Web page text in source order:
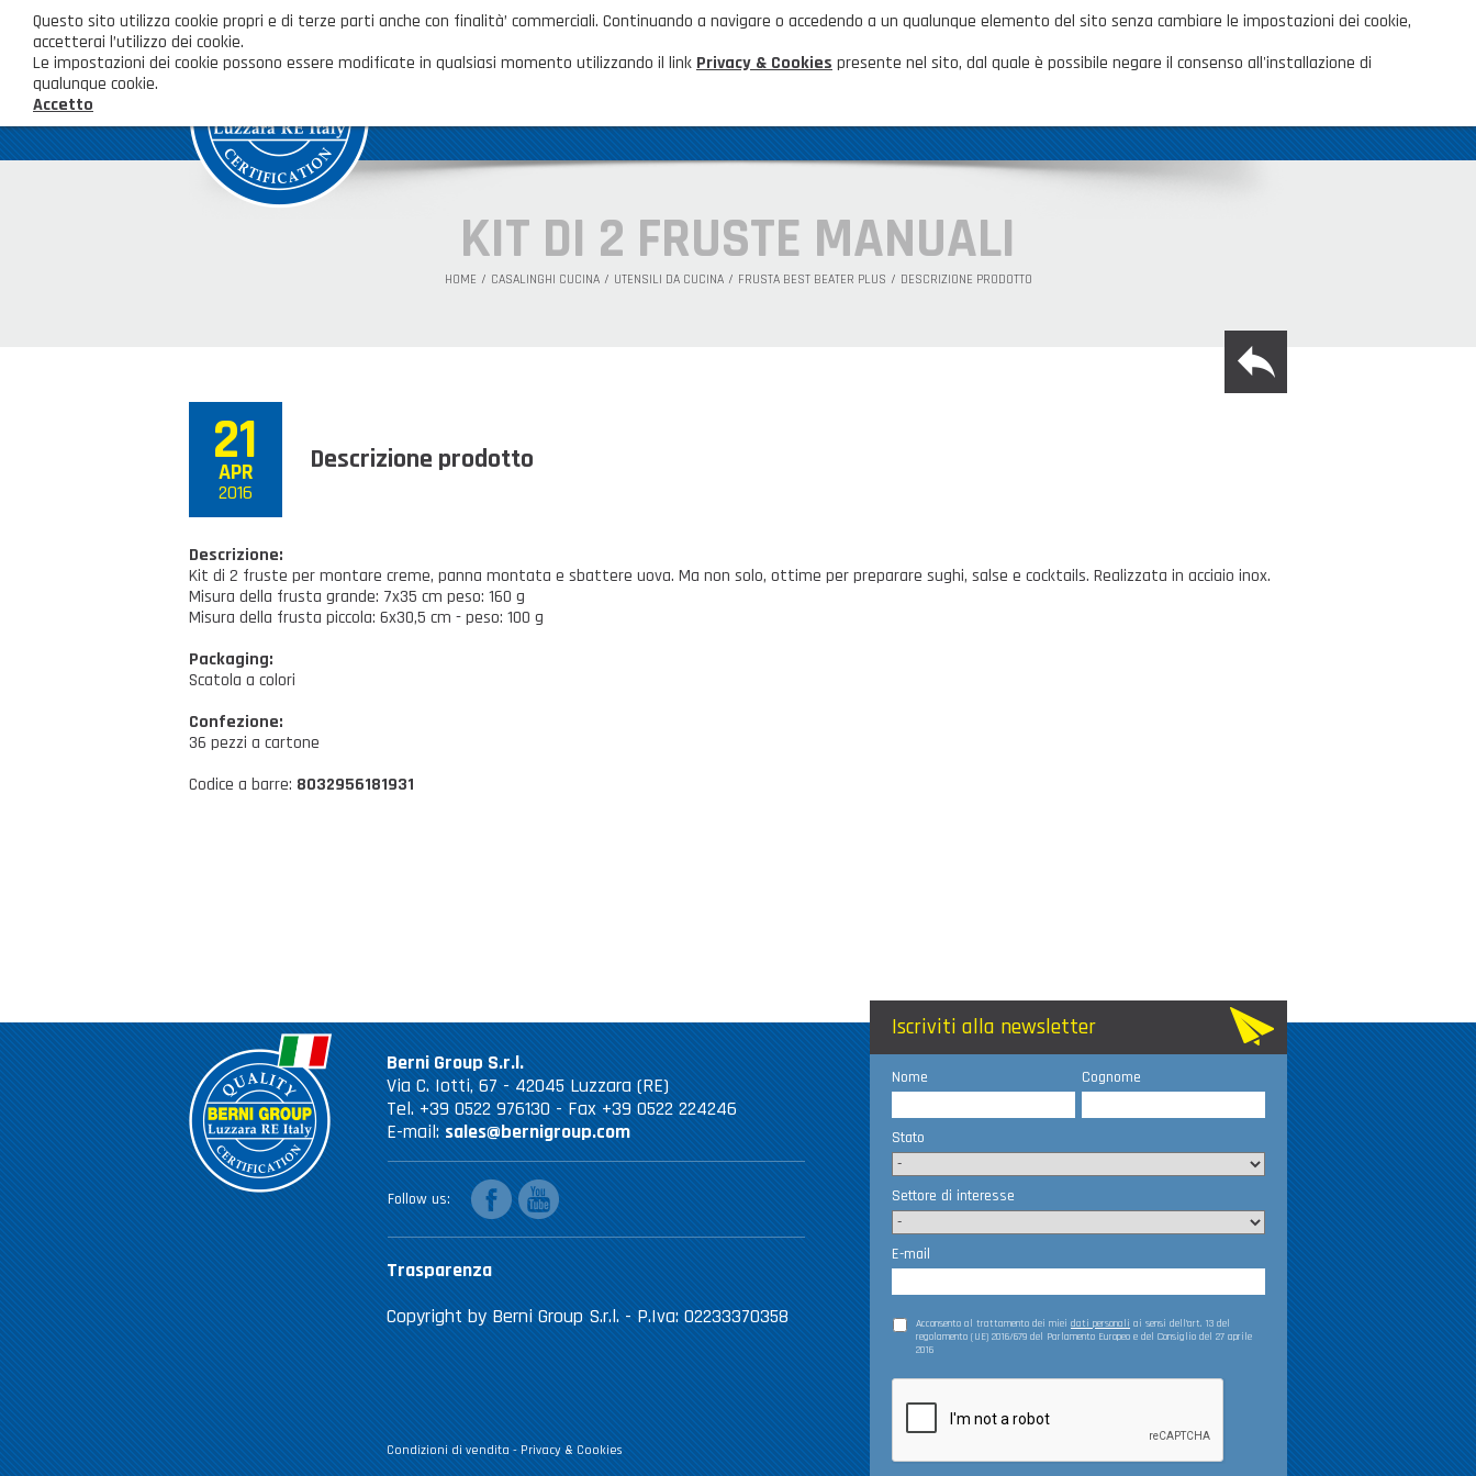
AREA CLIENTI
HOME NOVITÀ ED EVENTI FAQ CATALOGHI
KIT DI 2 FRUSTE MANUALI
HOME CASALINGHI CUCINA UTENSILI DA CUCINA FRUSTA BEST BEATER PLUS DESCRIZIONE PRODOTTO
21
APR
2016
Descrizione prodotto
Descrizione:
Kit di 2 fruste per montare creme, panna montata e sbattere uova. Ma non solo, ottime per preparare sughi, salse e cocktails. Realizzata in acciaio inox.
Misura della frusta grande: 7x35 cm peso: 160 g
Misura della frusta piccola: 6x30,5 cm - peso: 100 g
Packaging:
Scatola a colori
Confezione:
36 pezzi a cartone
Codice a barre: 8032956181931
Berni Group S.r.l.
Via C. Iotti, 67 - 42045 Luzzara (RE)
Tel. +39 0522 976130 - Fax +39 0522 224246
E-mail: sales@bernigroup.com
Trasparenza
Copyright by Berni Group S.r.l. - P.Iva: 02233370358
Condizioni di vendita - Privacy & Cookies
Follow us
facebookyoutube
Iscriviti alla newsletter
Nome Cognome
Stato
Settore di interesse
E-mail
Acconsento al trattamento dei miei dati personali ai sensi dell’art. 13 del
regolamento (UE) 2016/679 del Parlamento Europeo e del Consiglio del 27 aprile
2016
Questo sito utilizza cookie propri e di terze parti anche con finalità’ commerciali. Continuando a navigare o accedendo a un qualunque elemento del sito senza cambiare le impostazioni dei cookie,
accetterai l’utilizzo dei cookie.
Le impostazioni dei cookie possono essere modificate in qualsiasi momento utilizzando il link Privacy & Cookies presente nel sito, dal quale è possibile negare il consenso all'installazione di
qualunque cookie.
Accetto